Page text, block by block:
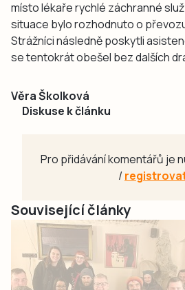
místo lékaře rychlé záchranné
situace bylo rozhodnuto o
Strážníci následně poskytli
se tentokrát obešel bez dalších
Věra Školková
Diskuse k článku
Pro přidávání komentářů je
/
Související články